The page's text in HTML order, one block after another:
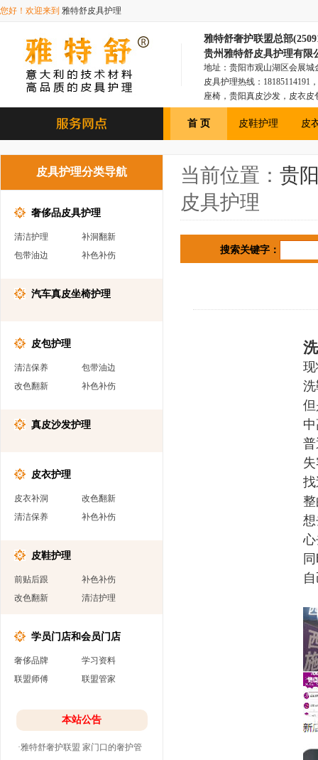
您好！欢迎来到 雅特舒皮具护理
雅特舒奢护联盟总部
贵州雅特舒皮具护理有限
地址：贵阳市观山湖区会展城
皮具护理热线：18185114191
座椅，贵阳真皮沙发，皮衣
具，贵阳皮衣皮包，贵阳汽
首 页 皮鞋护理 皮
皮具护理分类导航
奢侈品皮具护理
清洁护理
补洞翻新
包带油边
补色补伤
汽车真皮坐椅护理
皮包护理
清洁保养
包带油边
改色翻新
补色补伤
真皮沙发护理
皮衣护理
皮衣补洞
改色翻新
清洁保养
补色补伤
皮鞋护理
前贴后跟
补色补伤
改色翻新
清洁护理
学员门店和会员门店
奢侈品牌
学习资料
联盟师傅
联盟管家
本站公告
·雅特舒奢护联盟 家门口的奢护管
当前位置： 贵
皮具护理
搜索关键字：